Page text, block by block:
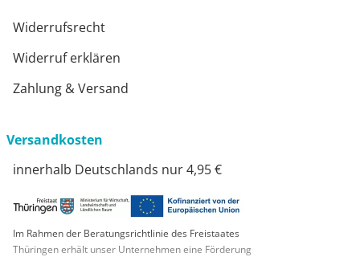
Widerrufsrecht
Widerruf erklären
Zahlung & Versand
Versandkosten
innerhalb Deutschlands nur 4,95 €
Im Rahmen der Beratungsrichtlinie des Freistaates
Thüringen erhält unser Unternehmen eine Förderung